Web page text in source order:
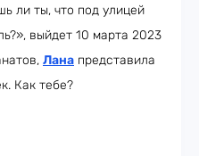
ли ты, что под улицей
выйдет 10 марта 2023
Лана представила
Как тебе?